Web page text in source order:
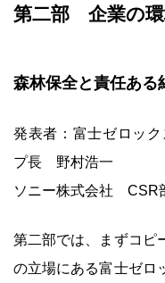
第二部 企業の環
森林保全と責任ある
発表者：富士ゼロッ
プ長 野村浩一
ソニー株式会社
第二部では、まずコピ
の立場にある富士ゼロ